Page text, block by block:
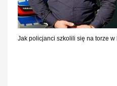
Jak policjanci szkolili się na torze